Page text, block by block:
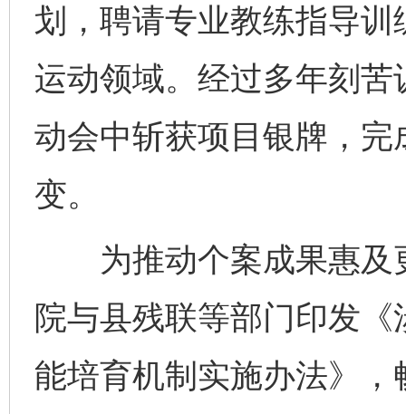
划，聘请专业教练指导
运动领域。经过多年刻
动会中斩获项目银牌，完
变。
为推动个案成果惠及
院与县残联等部门印发
能培育机制实施办法》